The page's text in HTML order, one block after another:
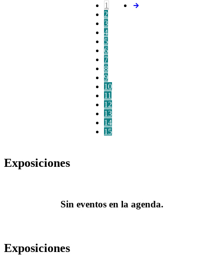
1
2
3
4
5
6
7
8
9
10
11
12
13
14
15
Exposiciones
Sin eventos en la agenda.
Exposiciones